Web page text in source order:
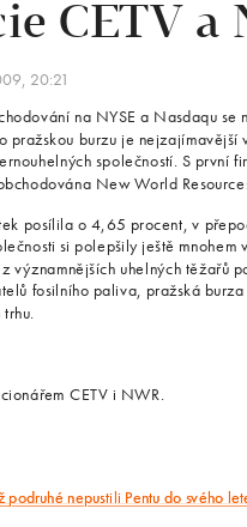
CETV a
20:21
na NYSE a Nasdaqu
pražskou burzu je
společností. S první
New World
posílila o 4,65 procent, v
si polepšily ještě
významnějších uhelných těžařů
fosilního paliva, pražská
CETV i NWR.
podruhé nepustili Pentu do svého